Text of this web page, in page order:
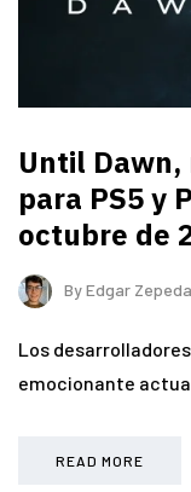
Until Dawn,
para PS5 y
octubre de
ByEdgar
Los
emocionante
READ MORE